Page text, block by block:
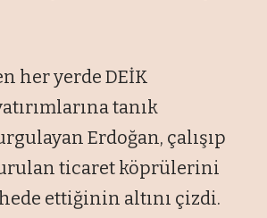
her yerde DEİK
tanık
Erdoğan, çalışıp
ticaret köprülerini
ettiğinin altını çizdi.